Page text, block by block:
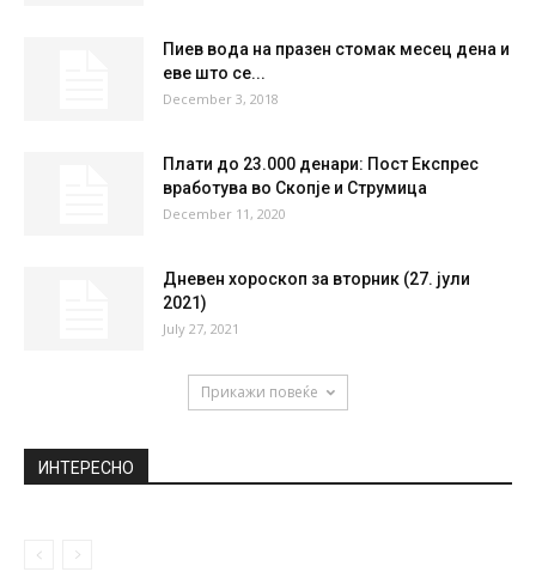
Пиев вода на празен стомак месец дена и
еве што се...
December 3, 2018
Плати до 23.000 денари: Пост Експрес
вработува во Скопје и Струмица
December 11, 2020
Дневен хороскоп за вторник (27. јули
2021)
July 27, 2021
Прикажи повеќе
ИНТЕРЕСНО